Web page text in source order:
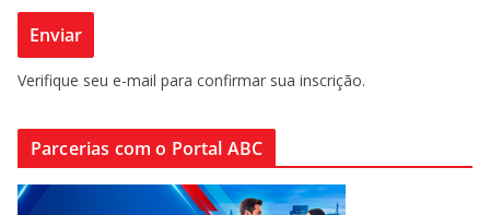
Verifique seu e-mail para confirmar sua inscrição.
Parcerias com o Portal ABC